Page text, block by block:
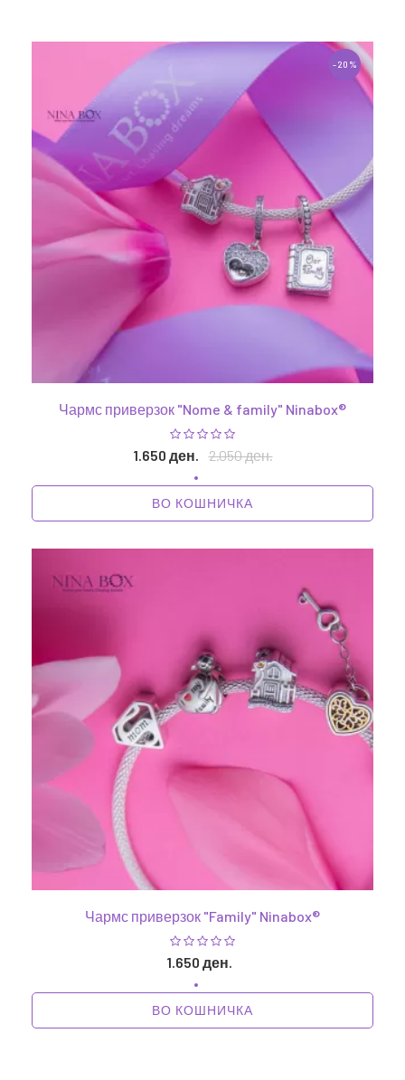
-20%
Чармс приверзок "Nome & family" Ninabox®
1.650 ден. 2.050 ден.
ВО КОШНИЧКА
Чармс приверзок "Family" Ninabox®
1.650 ден.
ВО КОШНИЧКА